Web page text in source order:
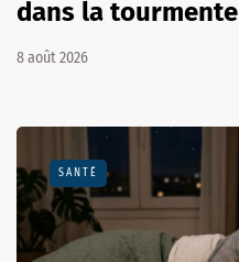
dans la tourmente
8 août 2026
SANTÉ